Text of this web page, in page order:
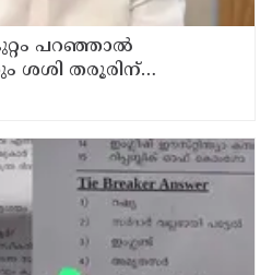
പറഞ്ഞാല്‍
ശശി തരൂരിന്
വേണുഗോപാല്‍